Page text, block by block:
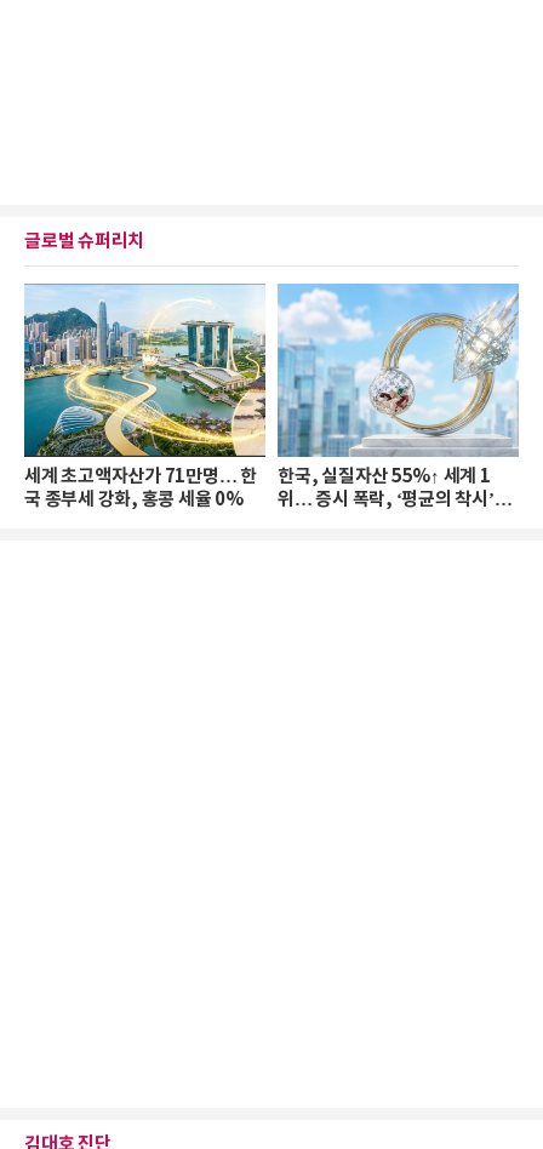
글로벌 슈퍼리치
세계 초고액자산가 71만명… 한
국 종부세 강화, 홍콩 세율 0%
한국, 실질자산 55%↑ 세계 1
위… 증시 폭락, ‘평균의 착시’와
김대호 진단